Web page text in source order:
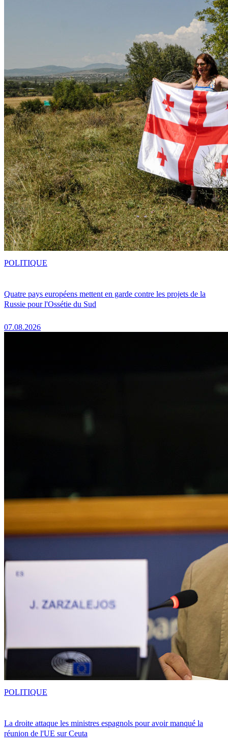
Quatre pays européens mettent en garde contre les projets de la
Russie pour l'Ossétie du Sud
07.08.2026
POLITIQUE
La droite attaque les ministres espagnols pour avoir manqué la
réunion de l'UE sur Ceuta
POLITIQUE